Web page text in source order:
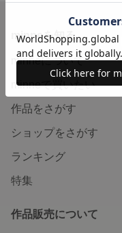
minneを知る
minneについて
minneで買いたい
作品をさがす
ショップをさがす
ランキング
特集
作品販売について